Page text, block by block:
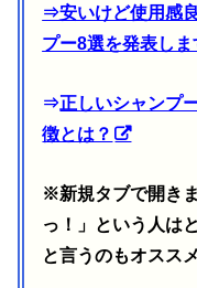
⇒安いけど使用感
プー8選を発表しま
⇒正しいシャンプ
徴とは？
※新規タブで開き
っ！」という人は
と言うのもオスス